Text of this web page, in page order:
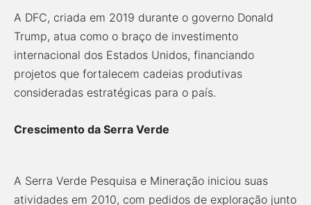
A DFC, criada em 2019 durante o governo Donald
Trump, atua como o braço de investimento
internacional dos Estados Unidos, financiando
projetos que fortalecem cadeias produtivas
consideradas estratégicas para o país.
Crescimento da Serra Verde
A Serra Verde Pesquisa e Mineração iniciou suas
atividades em 2010, com pedidos de exploração junto